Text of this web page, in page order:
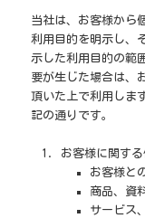
当社は、お客様から
利用目的を明示し、
示した利用目的の範
要が生じた場合は、
頂いた上で利用しま
記の通りです。
お客様に関す
お客様と
商品、資
サービス